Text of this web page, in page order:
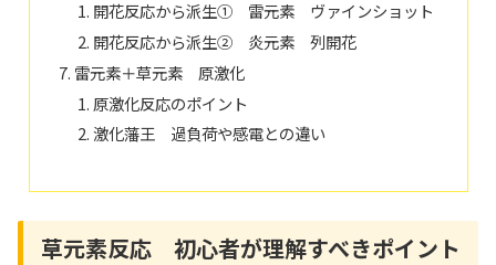
開花反応から派生① 雷元素 ヴァインショット
開花反応から派生② 炎元素 列開花
雷元素＋草元素 原激化
原激化反応のポイント
激化藩王 過負荷や感電との違い
草元素反応 初心者が理解すべきポイント